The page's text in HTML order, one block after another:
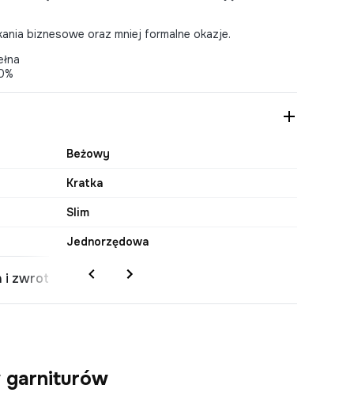
biznesowe oraz mniej formalne okazje.
Beżowy
Kratka
Slim
Jednorzędowa
i zwrot
garniturów